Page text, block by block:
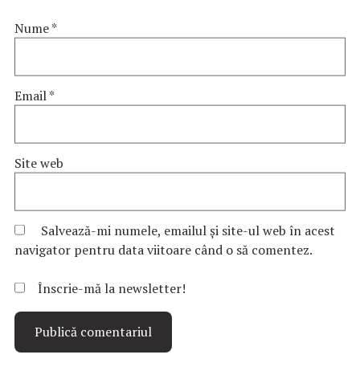
Nume*
Email*
Site web
Salvează-mi numele, emailul și site-ul web în acest
navigator pentru data viitoare când o să comentez.
Înscrie-mă la newsletter!